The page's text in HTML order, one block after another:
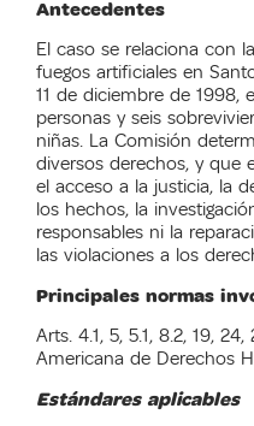
Antecedentes
El caso se relaciona con
fuegos artificiales en
11 de diciembre de 1998,
personas y seis
niñas. La Comisión
diversos derechos, y que
el acceso a la justicia, la
los hechos, la
responsables ni la
las violaciones a los
Principales normas
Arts. 4.1, 5, 5.1, 8.2, 19,
Americana de Derechos
Estándares aplicables